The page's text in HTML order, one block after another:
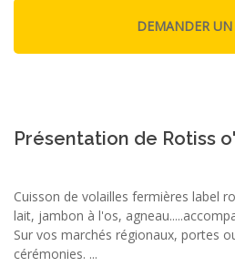
Présentation de Rotiss
Cuisson de volailles fermières label
lait, jambon à l'os,
Sur vos marchés régionaux, portes
cérémonies. ...